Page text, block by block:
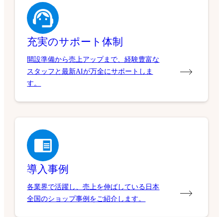
充実のサポート体制
開設準備から売上アップまで、経験豊富な
スタッフと最新AIが万全にサポートしま
す。
導入事例
各業界で活躍し、売上を伸ばしている日本
全国のショップ事例をご紹介します。